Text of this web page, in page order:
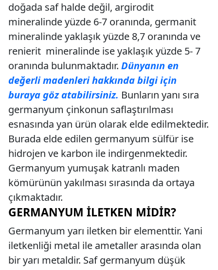
doğada saf halde değil, argirodit
mineralinde yüzde 6-7 oranında, germanit
mineralinde yaklaşık yüzde 8,7 oranında ve
renierit mineralinde ise yaklaşık yüzde 5- 7
oranında bulunmaktadır. Dünyanın en
değerli madenleri hakkında bilgi için
buraya göz atabilirsiniz. Bunların yanı sıra
germanyum çinkonun saflaştırılması
esnasında yan ürün olarak elde edilmektedir.
Burada elde edilen germanyum sülfür ise
hidrojen ve karbon ile indirgenmektedir.
Germanyum yumuşak katranlı maden
kömürünün yakılması sırasında da ortaya
çıkmaktadır.
GERMANYUM İLETKEN MIDIR?
Germanyum yarı iletken bir elementtir. Yani
iletkenliği metal ile ametaller arasında olan
bir yarı metaldir. Saf germanyum düşük